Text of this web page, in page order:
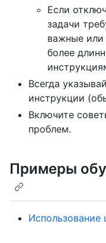
Если
задачи
важные или
более
Всегда
инструкции
Включите
проблем.
Примеры
Использование